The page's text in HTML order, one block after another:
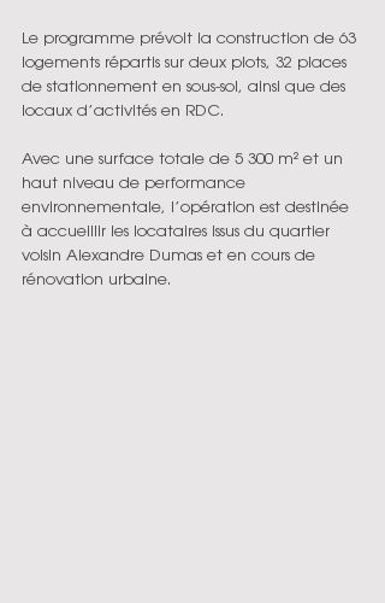
Le programme prévoit la construction de 63
logements répartis sur deux plots, 32 places
de stationnement en sous-sol, ainsi que des
locaux d’activités en RDC.
Avec une surface totale de 5 300 m² et un
haut niveau de performance
environnementale, l’opération est destinée
à accueillir les locataires issus du quartier
voisin Alexandre Dumas et en cours de
rénovation urbaine.